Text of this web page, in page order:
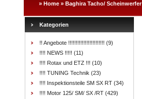
» Home » Baghira Tacho/ Scheinwerfer
Kategorien
!! Angebote !!!!!!!!!!!!!!!!!!!!!!!! (9)
!!!! NEWS !!!!! (11)
!!!! Rotax und ETZ !!! (10)
!!!! TUNING Technik (23)
!!!! Inspektionsteile SM SX RT (34)
!!!! Motor 125/ SM/ SX /RT (429)